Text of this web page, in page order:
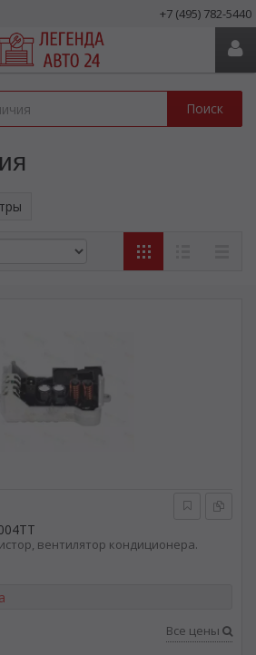
+7 (495) 782-5440
Поиск
вентилятор кондиционера.
Все цены